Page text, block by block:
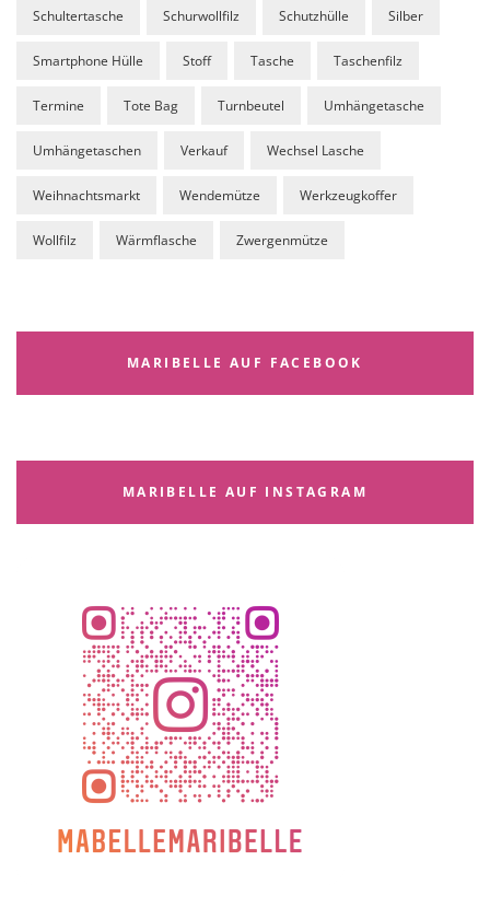
Schultertasche Schurwollfilz Schutzhülle Silber
Smartphone Hülle Stoff Tasche Taschenfilz
Termine Tote Bag Turnbeutel Umhängetasche
Umhängetaschen Verkauf Wechsel Lasche
Weihnachtsmarkt Wendemütze Werkzeugkoffer
Wollfilz Wärmflasche Zwergenmütze
MARIBELLE AUF FACEBOOK
MARIBELLE AUF INSTAGRAM